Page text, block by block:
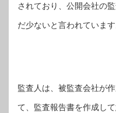
されており、公開会社の
だ少ないと言われています
監査人は、被監査会社が
て、監査報告書を作成して